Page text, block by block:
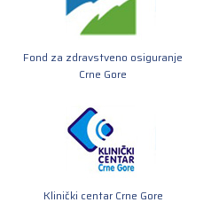
Fond za zdravstveno osiguranje
Crne Gore
Klinički centar Crne Gore